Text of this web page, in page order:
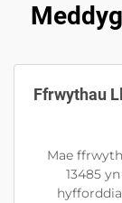
Ffrwythau
Mae
13485